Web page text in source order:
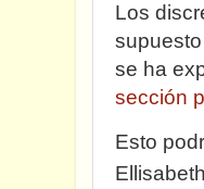
Los
se ha
sección
Esto